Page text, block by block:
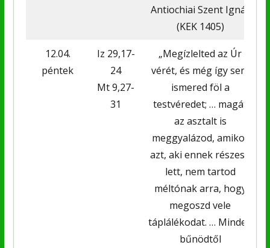
Antiochiai Szent Ignác
(KEK 1405)
12.04.
péntek
Iz 29,17-
24
Mt 9,27-
31
„Megízlelted az Úr
vérét, és még így sem
ismered föl a
testvéredet; … magát
az asztalt is
meggyalázod, amikor
azt, aki ennek részese
lett, nem tartod
méltónak arra, hogy
megoszd vele
táplálékodat. … Minden
bűnödtől